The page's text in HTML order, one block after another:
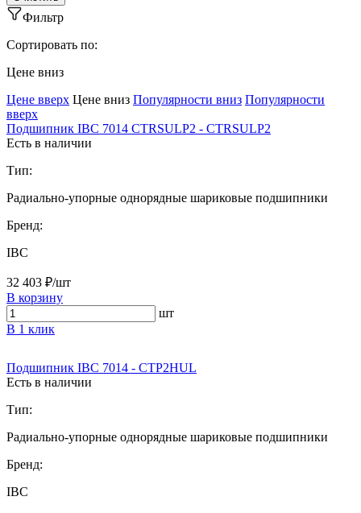
Фильтр
Сортировать по:
Ценe вниз
Ценe вверх Ценe вниз Популярности вниз Популярности
вверх
Подшипник IBC 7014 CTRSULP2 - CTRSULP2
Есть в наличии
Тип:
Радиально-упорные однорядные шариковые подшипники
Бренд:
IBC
32 403 ₽/шт
В корзину
шт
В 1 клик
Подшипник IBC 7014 - CTP2HUL
Есть в наличии
Тип:
Радиально-упорные однорядные шариковые подшипники
Бренд:
IBC